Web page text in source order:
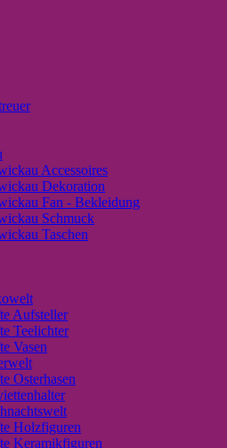
Accessoires
Dekoration
Fan - Bekleidung
Schmuck
Taschen
Aufsteller
Teelichter
Vasen
Osterhasen
Holzfiguren
Keramikfiguren